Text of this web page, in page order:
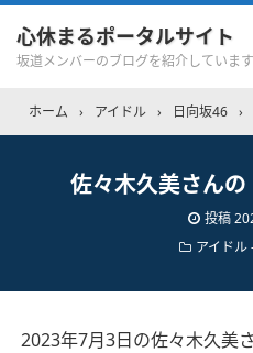
心休まるポータルサイト
坂道メンバーのブログを紹介しています
ホーム › アイドル › 日向坂46 ›
佐々木久美さんの
投稿
アイドル
2023年7月3日の佐々木久美